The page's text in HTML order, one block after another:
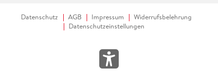
Datenschutz AGB Impressum
Widerrufsbelehrung
Datenschutzeinstellungen